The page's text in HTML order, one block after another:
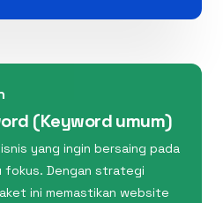
(Keyword umum)
yang ingin bersaing pada
fokus. Dengan strategi
ini memastikan website